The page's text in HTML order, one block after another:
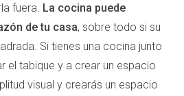
fuera. La cocina puede
de tu casa, sobre todo si su
Si tienes una cocina junto
el tabique y a crear un espacio
visual y crearás un espacio